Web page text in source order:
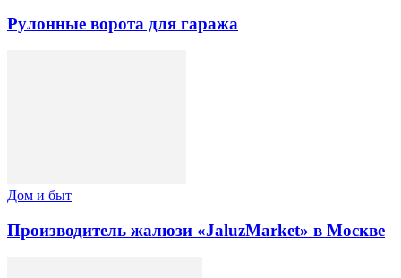
Рулонные ворота для гаража
Дом и быт
Производитель жалюзи «JaluzMarket» в Москве